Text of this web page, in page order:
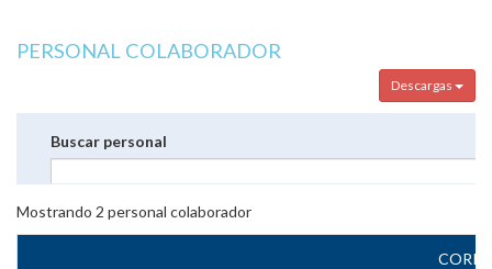
PERSONAL COLABORADOR
Descargas
Buscar personal
Mostrando 2 personal colaborador